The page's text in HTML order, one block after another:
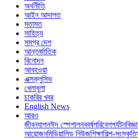
অর্থনীতি
আইন আদালত
মতামত
সাহিত্য
সমগ্র দেশ
আন্তর্জাতিক
বিনোদন
আবহওয়া
এক্সক্লুসিভ
খেলাধুলা
চাকরির খবর
English News
আরও
জীবনযাপনঈদ স্পেশালনববর্ষপরিবেশপর্যটন
আয়োজনমিডিয়ালিড নিউজশিক্ষাশিল্প-সংস্কৃতি